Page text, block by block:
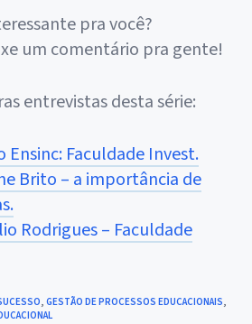
pra você?
um comentário pra gente!
entrevistas desta série:
Ensinc: Faculdade Invest.
Brito – a importância de
Rodrigues – Faculdade
, GESTÃO DE PROCESSOS EDUCACIONAIS,